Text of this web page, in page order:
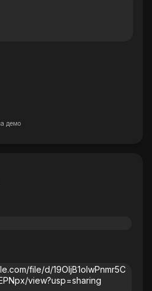
демо
file/d/19OIjB1olwPnmr5C
view?usp=sharing